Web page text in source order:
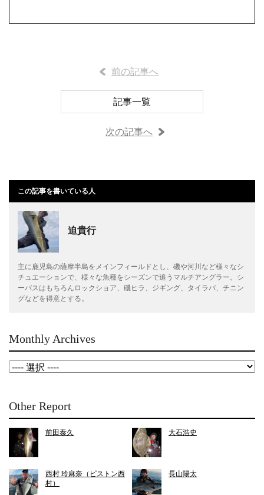
前の記事へ
記事一覧
次の記事へ
この記事を書いている人
迫貴行
主に鹿児島の薩摩半島をメインフィールドとし、磯や河川など様々なシ
チュエーションで、様々な魚種をシーズンで追うマルチアングラー。シ
ーバスはもちろんロックショア、磯ヒラ、ジギング、タイラバ、チニン
グなどを得意とする。
Monthly Archives
Other Report
前田泰久 大石浩史
西村 玲麻奈（ピストン西
村）
長山陽太